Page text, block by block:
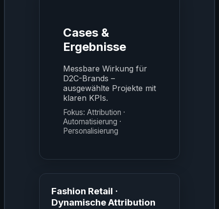
Cases &
Ergebnisse
Messbare Wirkung für
D2C-Brands –
ausgewählte Projekte mit
klaren KPIs.
Fokus: Attribution ·
Automatisierung ·
Personalisierung
Fashion Retail ·
Dynamische Attribution